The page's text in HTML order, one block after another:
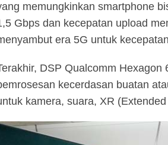
memungkinkan smartphone
Gbps dan kecepatan upload
era 5G untuk
DSP Qualcomm
kecerdasan buatan
kamera, suara, XR